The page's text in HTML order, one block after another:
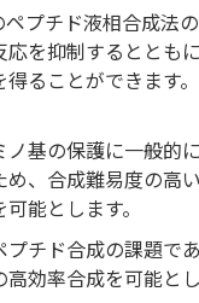
プチド液相合成法
を抑制するととも
ることができます
ノ基の保護に一般的
め、合成難易度の高
能とします。
チド合成の課題で
効率合成を可能とし